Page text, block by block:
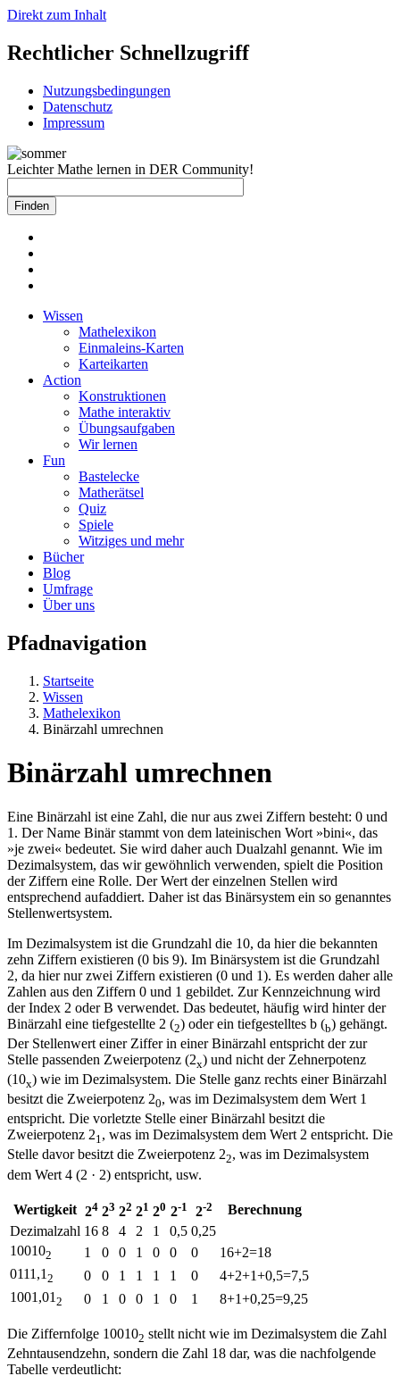
Direkt zum Inhalt
Rechtlicher Schnellzugriff
Nutzungsbedingungen
Datenschutz
Impressum
Leichter Mathe lernen in DER Community!
Wissen
Mathelexikon
Einmaleins-Karten
Karteikarten
Action
Konstruktionen
Mathe interaktiv
Übungsaufgaben
Wir lernen
Fun
Bastelecke
Matherätsel
Quiz
Spiele
Witziges und mehr
Bücher
Blog
Umfrage
Über uns
Pfadnavigation
Startseite
Wissen
Mathelexikon
Binärzahl umrechnen
Binärzahl umrechnen
Eine Binärzahl ist eine Zahl, die nur aus zwei Ziffern besteht: 0 und
1. Der Name Binär stammt von dem lateinischen Wort »bini«, das
»je zwei« bedeutet. Sie wird daher auch Dualzahl genannt. Wie im
Dezimalsystem, das wir gewöhnlich verwenden, spielt die Position
der Ziffern eine Rolle. Der Wert der einzelnen Stellen wird
entsprechend aufaddiert. Daher ist das Binärsystem ein so genanntes
Stellenwertsystem.
Im Dezimalsystem ist die Grundzahl die 10, da hier die bekannten
zehn Ziffern existieren (0 bis 9). Im Binärsystem ist die Grundzahl
2, da hier nur zwei Ziffern existieren (0 und 1). Es werden daher alle
Zahlen aus den Ziffern 0 und 1 gebildet. Zur Kennzeichnung wird
der Index 2 oder B verwendet. Das bedeutet, häufig wird hinter der
Binärzahl eine tiefgestellte 2 (2) oder ein tiefgestelltes b (b) gehängt.
Der Stellenwert einer Ziffer in einer Binärzahl entspricht der zur
Stelle passenden Zweierpotenz (2x) und nicht der Zehnerpotenz
(10x) wie im Dezimalsystem. Die Stelle ganz rechts einer Binärzahl
besitzt die Zweierpotenz 20, was im Dezimalsystem dem Wert 1
entspricht. Die vorletzte Stelle einer Binärzahl besitzt die
Zweierpotenz 21, was im Dezimalsystem dem Wert 2 entspricht. Die
Stelle davor besitzt die Zweierpotenz 22, was im Dezimalsystem
dem Wert 4 (2 · 2) entspricht, usw.
Wertigkeit 24 23 22 21 20 2-1 2-2
Berechnung
Dezimalzahl 16 8 4 2 1 0,5 0,25
100102 1 0 0 1 0 0 0
16+2=18
0111,1 2 0 0 1 1 1 1 0
4+2+1+0,5=7,5
1001,01 2 0 1 0 0 1 0 1 8+1+0,25=9,25
Die Ziffernfolge 100102 stellt nicht wie im Dezimalsystem die Zahl
Zehntausendzehn, sondern die Zahl 18 dar, was die nachfolgende
Tabelle verdeutlicht: